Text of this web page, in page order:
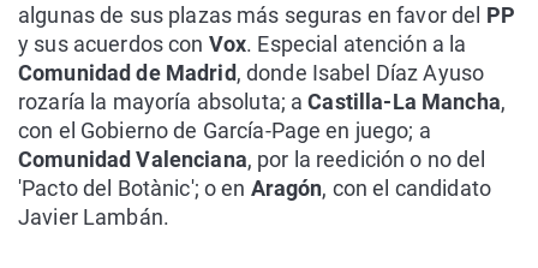
algunas de sus plazas más seguras en favor del PP
y sus acuerdos con Vox. Especial atención a la
Comunidad de Madrid, donde Isabel Díaz Ayuso
rozaría la mayoría absoluta; aCastilla-La Mancha,
con el Gobierno de García-Page en juego; a
Comunidad Valenciana, por la reedición o no del
'Pacto del Botànic'; o en Aragón, con el candidato
Javier Lambán.